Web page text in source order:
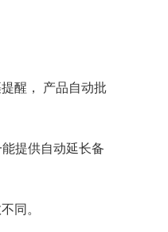
醒， 产品自动批
提供自动延长备
同。